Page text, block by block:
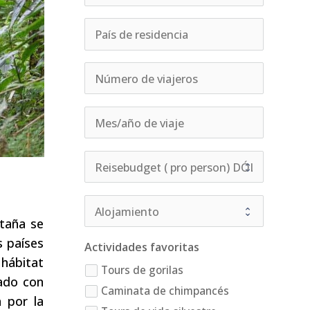
se
países
con
por la
Actividades favoritas
Tours de gorilas
Caminata de chimpancés